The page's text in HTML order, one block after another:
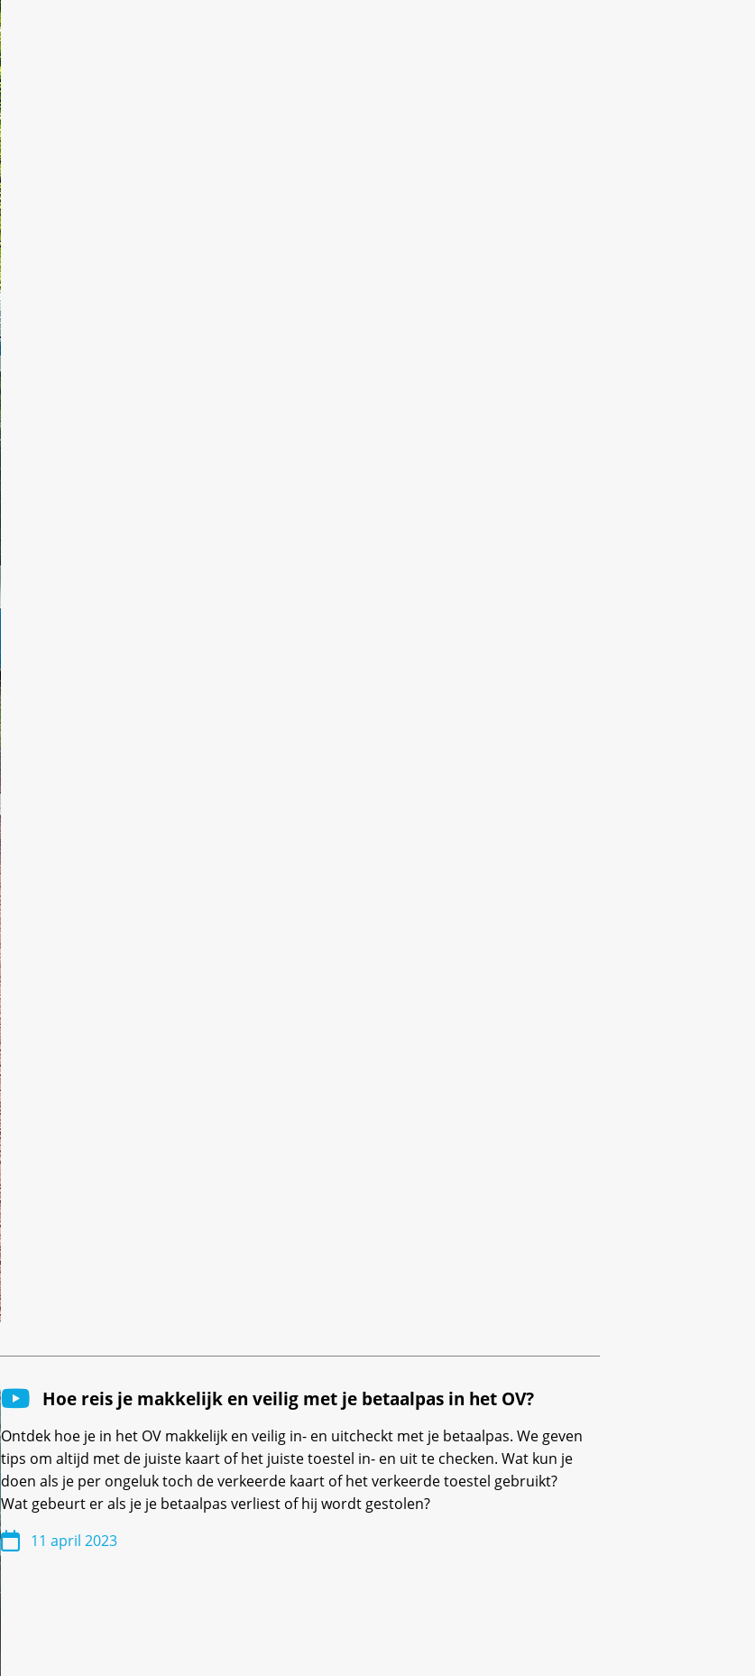
Hoe reis je makkelijk en veilig met je betaalpas in het OV?
Ontdek hoe je in het OV makkelijk en veilig in- en uitcheckt met je betaalpas. We geven
tips om altijd met de juiste kaart of het juiste toestel in- en uit te checken. Wat kun je
doen als je per ongeluk toch de verkeerde kaart of het verkeerde toestel gebruikt?
Wat gebeurt er als je je betaalpas verliest of hij wordt gestolen?
11 april 2023